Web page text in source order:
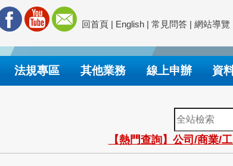
回首頁 | English | 常見問答 | 網站導覽
法規專區 其他業務 線上申辦 資
全
站
檢
索
【熱門查詢】公司/商業/